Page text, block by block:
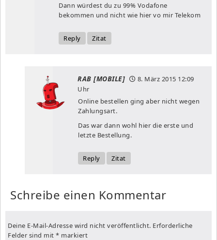
Dann würdest du zu 99% Vodafone
bekommen und nicht wie hier vo mir Telekom
Reply Zitat
RAB [MOBILE] 8. März 2015 12:09
Uhr
Online bestellen ging aber nicht wegen
Zahlungsart.
Das war dann wohl hier die erste und
letzte Bestellung.
Reply Zitat
Schreibe einen Kommentar
Deine E-Mail-Adresse wird nicht veröffentlicht. Erforderliche
Felder sind mit * markiert